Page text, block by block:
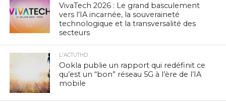
VivaTech 2026 : Le grand basculement
vers l’IA incarnée, la souveraineté
technologique et la transversalité des
secteurs
L'ACTUTHD
Ookla publie un rapport qui redéfinit ce
qu’est un “bon” réseau 5G à l’ère de l’IA
mobile